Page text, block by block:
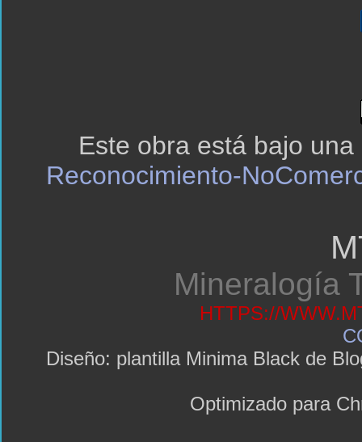
Este obra está bajo una
Reconocimiento-
Mineralogía
HTTPS://
Diseño: plantilla Minima Black de
Optimizado para